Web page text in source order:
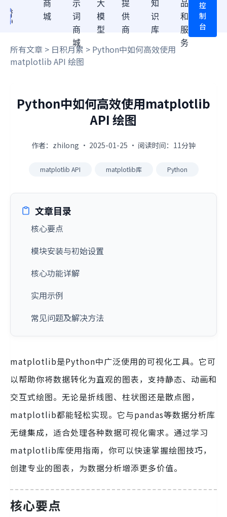
商
城
示
词
商
城
大
模
型
提
供
商
知
识
库
品
和
服
务
控
制
台
所有文章 > 日积月累 > Python中如何高效使用
matplotlib API 绘图
Python中如何高效使用matplotlib
API 绘图
作者：zhilong · 2025-01-25 · 阅读时间：11分钟
matplotlib API matplotlib库 Python
文章目录
核心要点
模块安装与初始设置
核心功能详解
实用示例
常见问题及解决方法
matplotlib是Python中广泛使用的可视化工具。它可
以帮助你将数据转化为直观的图表，支持静态、动画和
交互式绘图。无论是折线图、柱状图还是散点图，
matplotlib都能轻松实现。它与pandas等数据分析库
无缝集成，适合处理各种数据可视化需求。通过学习
matplotlib库使用指南，你可以快速掌握绘图技巧，
创建专业的图表，为数据分析增添更多价值。
核心要点